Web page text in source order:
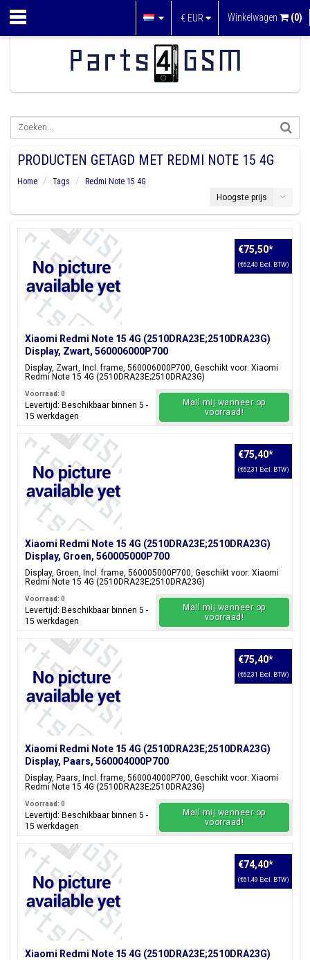
€ EUR Winkelwagen (0)
PRODUCTEN GETAGD MET REDMI NOTE 15 4G
Home Tags
Redmi Note 15 4G
Hoogste prijs
Xiaomi Redmi Note 15 4G (2510DRA23E;2510DRA23G)
Display, Zwart, 560006000P700
Display, Zwart, Incl. frame, 560006000P700, Geschikt voor: Xiaomi
Redmi Note 15 4G (2510DRA23E;2510DRA23G)
€75,50*
(€62,40 Excl. BTW)
Voorraad: 0
Levertijd: Beschikbaar binnen 5 -
15 werkdagen
Mail mij wanneer op
voorraad!
Xiaomi Redmi Note 15 4G (2510DRA23E;2510DRA23G)
Display, Groen, 560005000P700
Display, Groen, Incl. frame, 560005000P700, Geschikt voor: Xiaomi
Redmi Note 15 4G (2510DRA23E;2510DRA23G)
€75,40*
(€62,31 Excl. BTW)
Voorraad: 0
Levertijd: Beschikbaar binnen 5 -
15 werkdagen
Mail mij wanneer op
voorraad!
Xiaomi Redmi Note 15 4G (2510DRA23E;2510DRA23G)
Display, Paars, 560004000P700
Display, Paars, Incl. frame, 560004000P700, Geschikt voor: Xiaomi
Redmi Note 15 4G (2510DRA23E;2510DRA23G)
€75,40*
(€62,31 Excl. BTW)
Voorraad: 0
Levertijd: Beschikbaar binnen 5 -
15 werkdagen
Mail mij wanneer op
voorraad!
Xiaomi Redmi Note 15 4G (2510DRA23E;2510DRA23G)
€74,40*
(€61,49 Excl. BTW)